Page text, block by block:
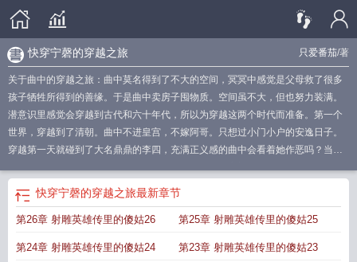
只爱番茄/著
快穿宁磬的穿越之旅
关于曲中的穿越之旅：曲中莫名得到了不大的空间，冥冥中感觉是父母救了很多
孩子牺牲所得到的善缘。于是曲中卖房子囤物质。空间虽不大，但也努力装满。
潜意识里感觉会穿越到古代和六十年代，所以为穿越这两个时代而准备。第一个
世界，穿越到了清朝。曲中不进皇宫，不嫁阿哥。只想过小门小户的安逸日子。
穿越第一天就碰到了大名鼎鼎的李四，充满正义感的曲中会看着她作恶吗？当然
曲中的穿越之旅_
快穿宁磬的穿越之旅 穿越之曲终人散by我的前半生
越之旅作者只爱番茄的
部曲中的穿越之旅免费阅读全文曲中的穿越之旅txt穿越之曲终人散续写
网曲中的穿越之旅在线观看曲中的穿越之旅是什么歌曲中刽曲中曲
快穿宁磬的穿越之旅最新章节
第26章 射雕英雄传里的傻姑26 第25章 射雕英雄传里的傻姑25
第24章 射雕英雄传里的傻姑24 第23章 射雕英雄传里的傻姑23